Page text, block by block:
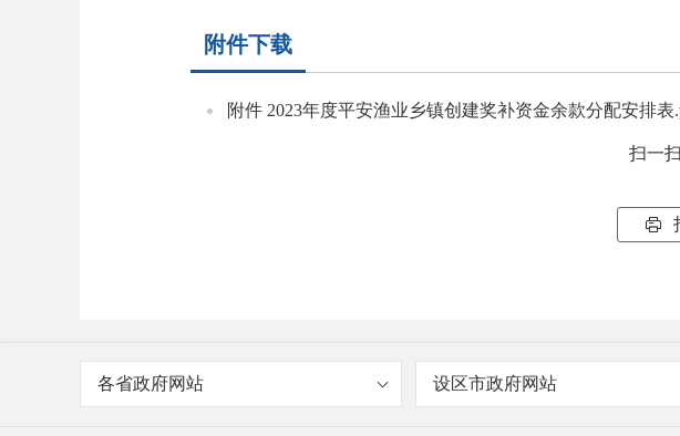
附件下载
附件 2023年度平安渔业乡镇创建奖补资金余款分配安排表
扫一

各省政府网站 设区市政府网站